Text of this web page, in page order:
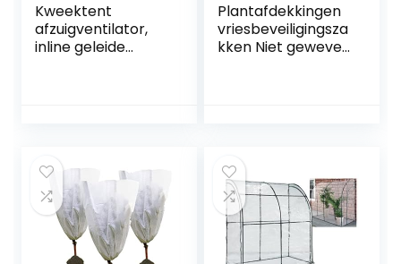
Kweektent
afzuigventilator,
inline geleide
Plantafdekkingen
vriesbeveiligingsza
kken Niet geweven